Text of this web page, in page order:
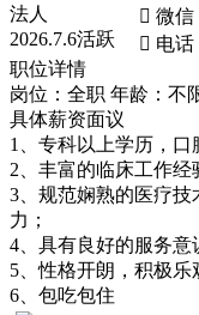
法人
2026.7.6活跃
 微信
 电话
职位详情
岗位：全职 年龄：不
具体薪资面议
1、专科以上学历，口
2、丰富的临床工作经
3、规范娴熟的医疗
力；
4、具有良好的服务意
5、性格开朗，积极乐
6、包吃包住